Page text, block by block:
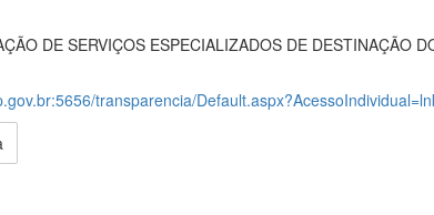
DE SERVIÇOS ESPECIALIZADOS DE DESTINAÇÃO
transparencia/